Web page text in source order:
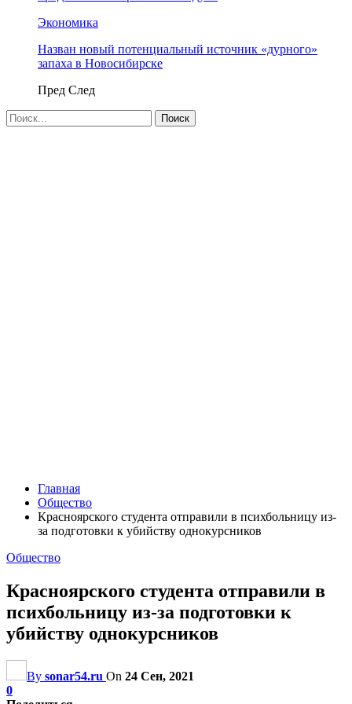
Экономика
Назван новый потенциальный источник «дурного»
запаха в Новосибирске
Пред След
Главная
Общество
Красноярского студента отправили в психбольницу из-
за подготовки к убийству однокурсников
Общество
Красноярского студента отправили в
психбольницу из-за подготовки к
убийству однокурсников
By sonar54.ru On 24 Сен, 2021
0